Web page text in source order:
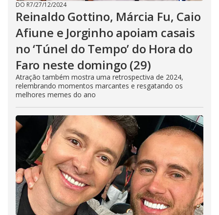
DO R7/27/12/2024
Reinaldo Gottino, Márcia Fu, Caio
Afiune e Jorginho apoiam casais
no ‘Túnel do Tempo’ do Hora do
Faro neste domingo (29)
Atração também mostra uma retrospectiva de 2024,
relembrando momentos marcantes e resgatando os
melhores memes do ano